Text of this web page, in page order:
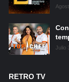
Julio
RETRO TV